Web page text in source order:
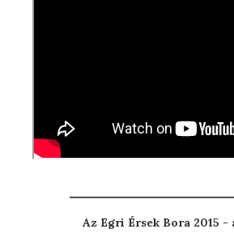
Az Egri Érsek Bora 2015 -